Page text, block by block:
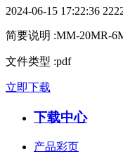
2024-06-15 17:22:36
简要说明 :MM-20MR-
文件类型 :pdf
立即下载
下载中心
产品彩页